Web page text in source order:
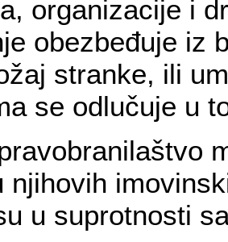
organizacije i
obezbeđuje iz
stranke, ili
se odlučuje u
njihovih
u suprotnosti